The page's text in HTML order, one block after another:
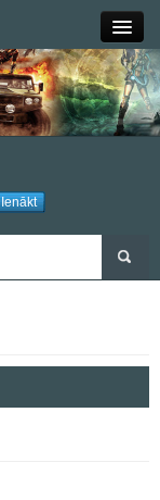
Close
Forums
Grupas